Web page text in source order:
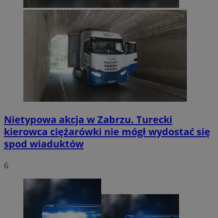
Nietypowa akcja w Zabrzu. Turecki
kierowca ciężarówki nie mógł wydostać się
spod wiaduktów
6